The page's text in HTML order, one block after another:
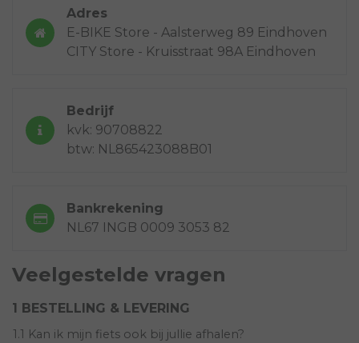
Adres
E-BIKE Store - Aalsterweg 89 Eindhoven
CITY Store - Kruisstraat 98A Eindhoven
Bedrijf
kvk: 90708822
btw: NL865423088B01
Bankrekening
NL67 INGB 0009 3053 82
Veelgestelde vragen
1 BESTELLING & LEVERING
1.1 Kan ik mijn fiets ook bij jullie afhalen?